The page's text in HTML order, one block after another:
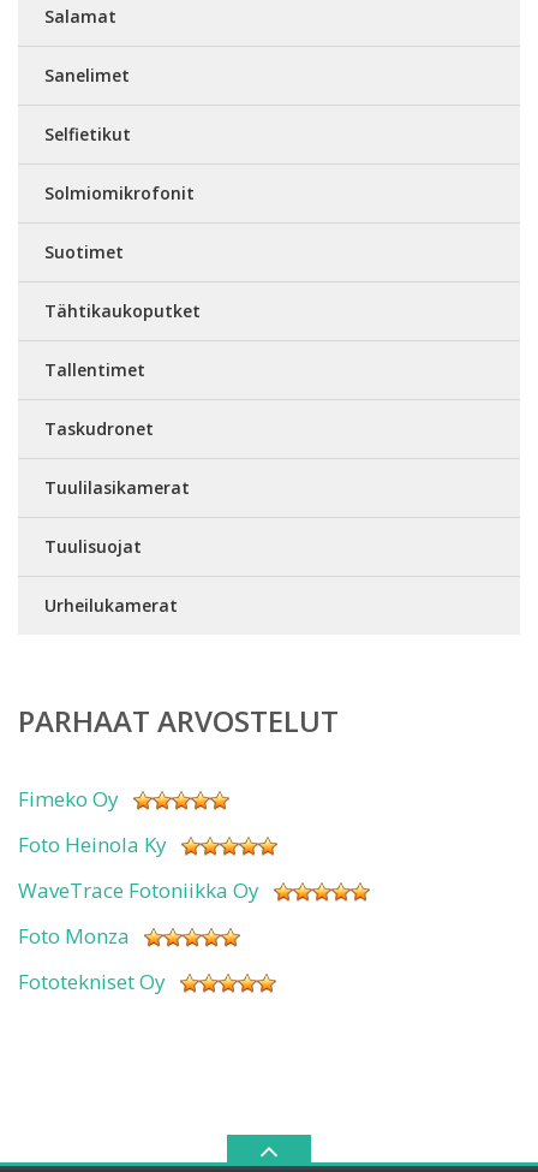
Salamat
Sanelimet
Selfietikut
Solmiomikrofonit
Suotimet
Tähtikaukoputket
Tallentimet
Taskudronet
Tuulilasikamerat
Tuulisuojat
Urheilukamerat
PARHAAT ARVOSTELUT
Fimeko Oy
Foto Heinola Ky
WaveTrace Fotoniikka Oy
Foto Monza
Fototekniset Oy